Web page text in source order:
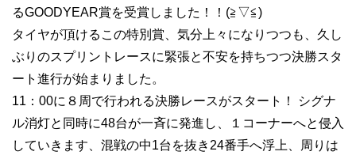
るGOODYEAR賞を受賞しました！！(≧▽≦)
タイヤが頂けるこの特別賞、気分上々になりつつも、久し
ぶりのスプリントレースに緊張と不安を持ちつつ決勝スタ
ート進行が始まりました。
11：00に８周で行われる決勝レースがスタート！ シグナ
ル消灯と同時に48台が一斉に発進し、１コーナーへと侵入
していきます、混戦の中1台を抜き24番手へ浮上、周りは